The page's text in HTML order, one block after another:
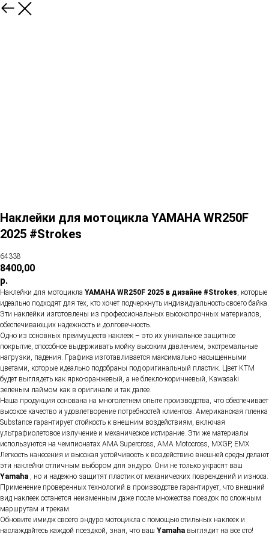
Наклейки для мотоцикла YAMAHA WR250F
2025 #Strokes
64338
8400,00
р.
Наклейки для мотоцикла YAMAHA WR250F 2025 в дизайне #Strokes , которые
идеально подходят для тех, кто хочет подчеркнуть индивидуальность своего байка.
Эти наклейки изготовлены из профессиональных высокопрочных материалов,
обеспечивающих надежность и долговечность.
Одно из основных преимуществ наклеек – это их уникальное защитное
покрытие, способное выдерживать мойку высоким давлением, экстремальные
нагрузки, падения. Графика изготавливается максимально насыщенными
цветами, которые идеально подобраны под оригинальный пластик. Цвет KTM
будет выглядеть как ярко-оранжевый, а не блекло-коричневый, Kawasaki
зеленым лаймом как в оригинале и так далее.
Наша продукция основана на многолетнем опыте производства, что обеспечивает
высокое качество и удовлетворение потребностей клиентов. Американская пленка
Substance гарантирует стойкость к внешним воздействиям, включая
ультрафиолетовое излучение и механическое истирание. Эти же материалы
используются на чемпионатах AMA Supercross, AMA Motocross, MXGP, EMX.
Легкость нанесения и высокая устойчивость к воздействию внешней среды делают
эти наклейки отличным выбором для эндуро. Они не только украсят ваш
Yamaha
, но и надежно защитят пластик от механических повреждений и износа.
Применение проверенных технологий в производстве гарантирует, что внешний
вид наклеек останется неизменным даже после множества поездок по сложным
маршрутам и трекам.
Обновите имидж своего эндуро мотоцикла с помощью стильных наклеек и
наслаждайтесь каждой поездкой, зная, что ваш Yamaha выглядит на все сто!